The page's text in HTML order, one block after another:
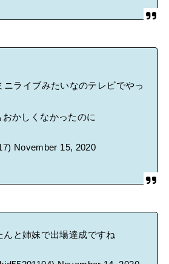
ライブみたいなのテレビでやっ
かしくなかったのに
November 15, 2020
んと姉妹で出場達成ですね